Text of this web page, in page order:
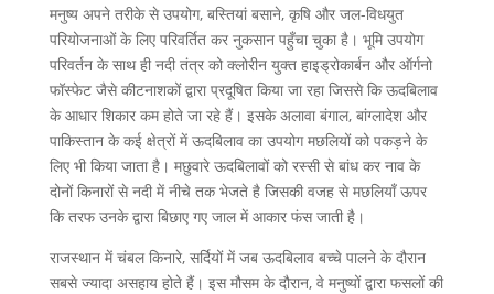
मनुष्य अपने तरीके से उपयोग, बस्तियां बसाने, कृषि और जल-विधयुत
परियोजनाओं के लिए परिवर्तित कर नुकसान पहुँचा चुका है। भूमि उपयोग
परिवर्तन के साथ ही नदी तंत्र को क्लोरीन युक्त हाइड्रोकार्बन और ऑर्गनो
फॉस्फेट जैसे कीटनाशकों द्वारा प्रदूषित किया जा रहा जिससे कि ऊदबिलाव
के आधार शिकार कम होते जा रहे हैं। इसके अलावा बंगाल, बांग्लादेश और
पाकिस्तान के कई क्षेत्रों में ऊदबिलाव का उपयोग मछलियों को पकड़ने के
लिए भी किया जाता है। मछुवारे ऊदबिलावों को रस्सी से बांध कर नाव के
दोनों किनारों से नदी में नीचे तक भेजते है जिसकी वजह से मछलियाँ ऊपर
कि तरफ उनके द्वारा बिछाए गए जाल में आकार फंस जाती है।
राजस्थान में चंबल किनारे, सर्दियों में जब ऊदबिलाव बच्चे पालने के दौरान
सबसे ज्यादा असहाय होते हैं। इस मौसम के दौरान, वे मनुष्यों द्वारा फसलों की